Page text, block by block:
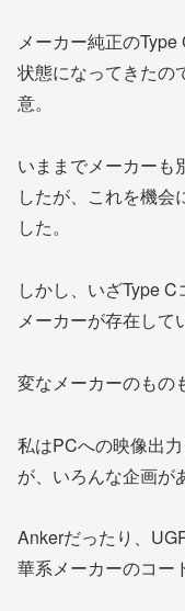
メーカー純正の
状態になってきたの
意。
いままでメーカーも
したが、これを機会
した。
しかし、いざType
メーカーが存在して
変なメーカーのもの
私はPCへの映像出
が、いろんな企画が
Ankerだったり、
華系メーカーのコー